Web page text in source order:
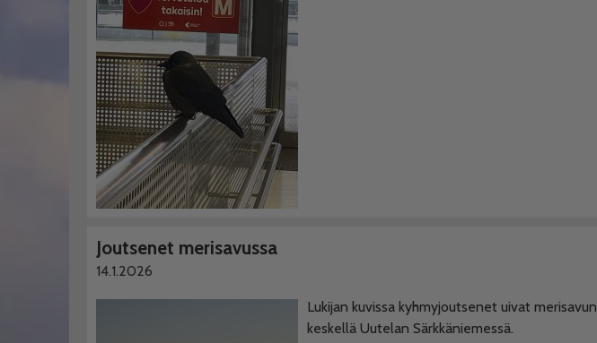
Joutsenet merisavussa
14.1.2026
Lukijan kuvissa kyhmyjoutsenet uivat merisavun
keskellä Uutelan Särkkäniemessä.